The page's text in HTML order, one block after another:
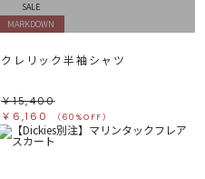
SALE
MARKDOWN
クレリック半袖シャツ
￥15,400
￥6,160
（60%OFF）